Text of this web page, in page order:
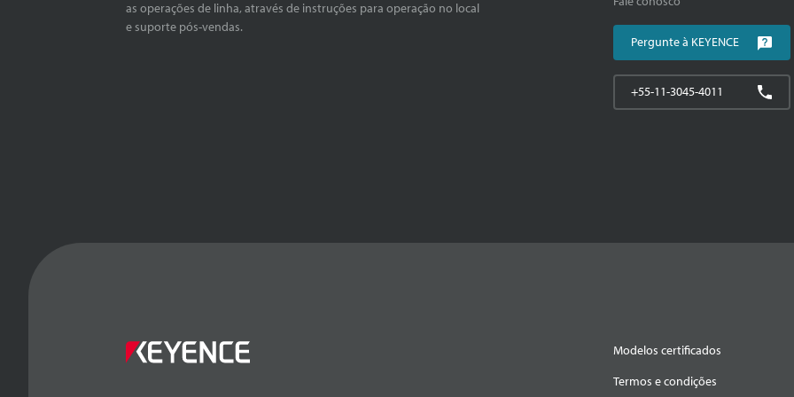
as operações de linha, através de instruções para operação no local
e suporte pós-vendas.
Pergunte à KEYENCE
+55-11-3045-4011
Modelos certificados
Termos e condições